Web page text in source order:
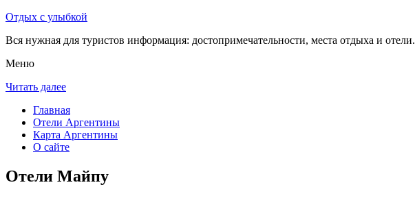
Отдых с улыбкой
Вся нужная для туристов информация: достопримечательности, места отдыха и отели.
Меню
Читать далее
Главная
Отели Аргентины
Карта Аргентины
О сайте
Отели Майпу